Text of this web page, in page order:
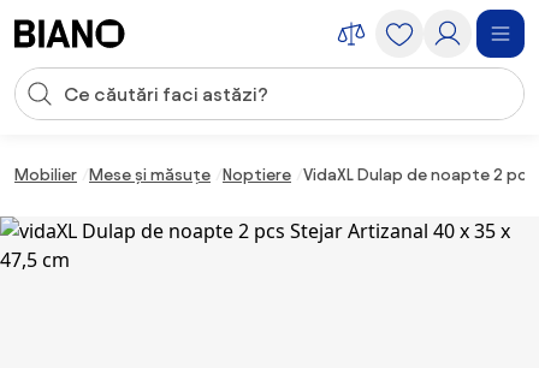
Introducerea căutării
Mobilier Mese și măsuțe Noptiere VidaXL Dulap de noapte 2